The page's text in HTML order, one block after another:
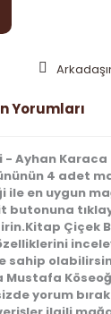
Yorumları
- Ayhan
4 adet
en uygun
butonuna
Kitap Çiçek
sahip
yorum